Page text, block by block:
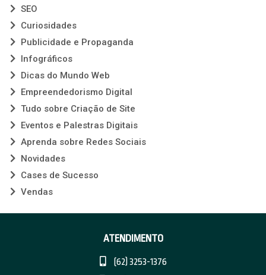
SEO
Curiosidades
Publicidade e Propaganda
Infográficos
Dicas do Mundo Web
Empreendedorismo Digital
Tudo sobre Criação de Site
Eventos e Palestras Digitais
Aprenda sobre Redes Sociais
Novidades
Cases de Sucesso
Vendas
ATENDIMENTO
(62) 3253-1376